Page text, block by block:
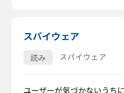
スパイウェア
読み スパイウェア
ユーザーが気づかないうち